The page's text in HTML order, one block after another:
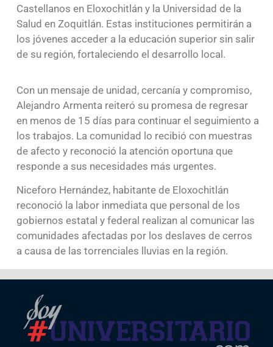
Castellanos en Eloxochitlán y la Universidad de la
Salud en Zoquitlán. Estas instituciones permitirán a
los jóvenes acceder a la educación superior sin salir
de su región, fortaleciendo el desarrollo local.
Con un mensaje de unidad, cercanía y compromiso,
Alejandro Armenta reiteró su promesa de regresar
en menos de 15 días para continuar el seguimiento a
los trabajos. La comunidad lo recibió con muestras
de afecto y reconoció la atención oportuna que
responde a sus necesidades más urgentes.
Niceforo Hernández, habitante de Eloxochitlán
reconoció la labor inmediata que personal de los
gobiernos estatal y federal realizan al comunicar las
comunidades afectadas por los deslaves de cerros
a causa de las torrenciales lluvias en la región.